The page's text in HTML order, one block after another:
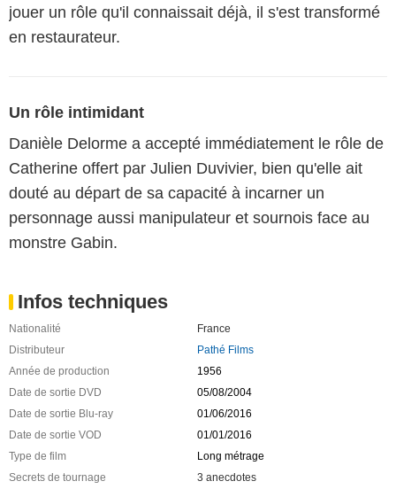
jouer un rôle qu'il connaissait déjà, il s'est transformé
en restaurateur.
Un rôle intimidant
Danièle Delorme a accepté immédiatement le rôle de
Catherine offert par Julien Duvivier, bien qu'elle ait
douté au départ de sa capacité à incarner un
personnage aussi manipulateur et sournois face au
monstre Gabin.
Infos techniques
Nationalité
France
Distributeur
Pathé Films
Année de production
1956
Date de sortie DVD
05/08/2004
Date de sortie Blu-ray
01/06/2016
Date de sortie VOD
01/01/2016
Type de film
Long métrage
Secrets de tournage
3 anecdotes